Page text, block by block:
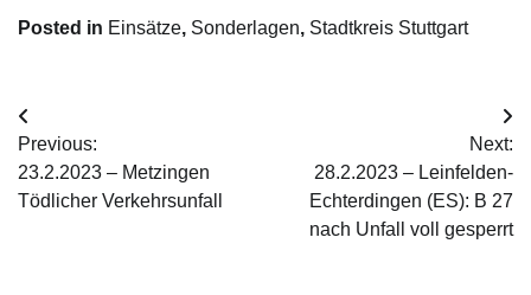
Posted in Einsätze, Sonderlagen, Stadtkreis Stuttgart
Beitrags-
Navigation
Previous:
23.2.2023 – Metzingen
Tödlicher Verkehrsunfall
Next:
28.2.2023 – Leinfelden-
Echterdingen (ES): B 27
nach Unfall voll gesperrt